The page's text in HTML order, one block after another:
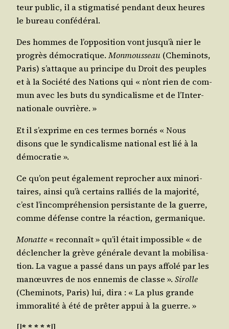
teur public, il a stig­ma­ti­sé pen­dant deux heures
le bureau confédéral.
Des hommes de l’op­po­si­tion vont jus­qu’à nier le
pro­grès démo­cra­tique.Mon­mous­seau (Che­mi­nots,
Paris) s’at­taque au prin­cipe du Droit des peuples
et à la Socié­té des Nations qui « n’ont rien de com­
mun avec les buts du syn­di­ca­lisme et de l’In­ter­
na­tio­nale ouvrière. »
Et il s’ex­prime en ces termes bor­nés « Nous
disons que le syn­di­ca­lisme natio­nal est lié à la
démocratie ».
Ce qu’on peut éga­le­ment repro­cher aux mino­ri­
taires, ain­si qu’à cer­tains ral­liés de la majo­ri­té,
c’est l’in­com­pré­hen­sion per­sis­tante de la guerre,
comme défense contre la réac­tion, germanique.
Monatte « recon­naît » qu’il était impos­sible « de
déclen­cher la grève géné­rale devant la mobi­li­sa­
tion. La vague a pas­sé dans un pays affo­lé par les
manœuvres de nos enne­mis de classe ». Sirolle
(Che­mi­nots, Paris) lui, dira : « La plus grande
immo­ra­li­té à été de prê­ter appui à la guerre. »